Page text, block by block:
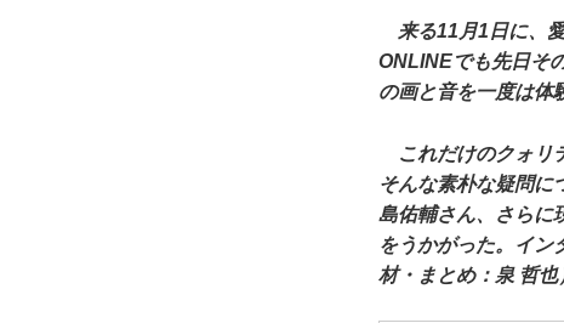
来る11月1日に、
ONLINEでも先日そ
の画と音を一度は体
これだけのクォリ
そんな素朴な疑問に
島佑輔さん、さらに
をうかがった。イン
材・まとめ：泉 哲也